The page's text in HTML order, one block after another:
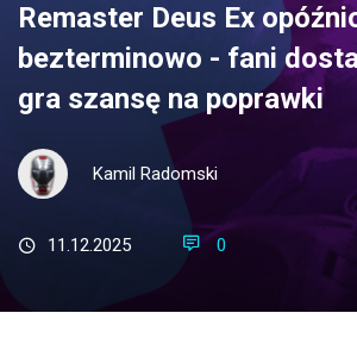
Remaster Deus Ex
bezterminowo - fani
gra szansę na poprawki
Kamil Radomski
11.12.2025 0